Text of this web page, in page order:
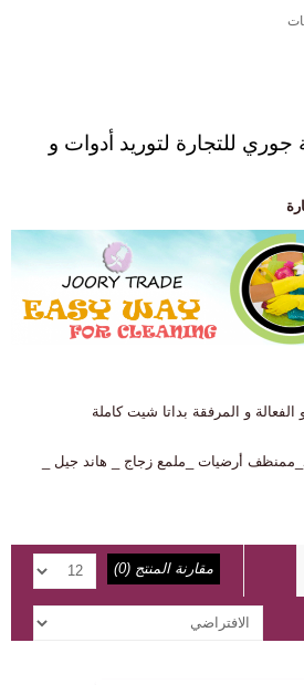
للتجارة لتوريد أدوات و
و المرفقة بداتا شيت كاملة
مقارنة المنتج (0)